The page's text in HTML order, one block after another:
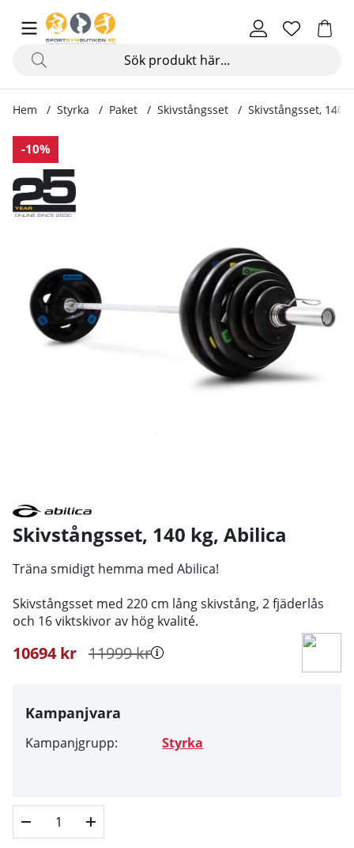
Hem Styrka Paket Skivstångsset Skivstångsset, 140
-10%
Produktbilder Skivstångsset, 140 kg
Skivstångsset, 140 kg, Abilica
Träna smidigt hemma med Abilica!
Skivstångsset med 220 cm lång skivstång, 2 fjäderlås
och 16 viktskivor av hög kvalité.
11999kr
10694kr
Kampanjvara
Kampanjgrupp: Styrka